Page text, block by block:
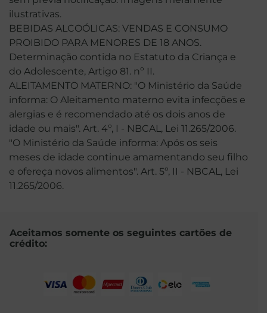
ilustrativas.
BEBIDAS ALCOÓLICAS: VENDAS E CONSUMO
PROIBIDO PARA MENORES DE 18 ANOS.
Determinação contida no Estatuto da Criança e
do Adolescente, Artigo 81. nº II.
ALEITAMENTO MATERNO: "O Ministério da Saúde
informa: O Aleitamento materno evita infecções e
alergias e é recomendado até os dois anos de
idade ou mais". Art. 4º, I - NBCAL, Lei 11.265/2006.
"O Ministério da Saúde informa: Após os seis
meses de idade continue amamentando seu filho
e ofereça novos alimentos". Art. 5º, II - NBCAL, Lei
11.265/2006.
Aceitamos somente os seguintes cartões de
crédito: